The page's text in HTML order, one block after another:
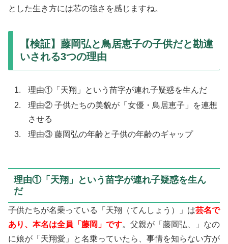
とした生き方には芯の強さを感じますね。
【検証】藤岡弘と鳥居恵子の子供だと勘違
いされる3つの理由
理由①「天翔」という苗字が連れ子疑惑を生んだ
理由② 子供たちの美貌が「女優・鳥居恵子」を連想
させる
理由③ 藤岡弘の年齢と子供の年齢のギャップ
理由①「天翔」という苗字が連れ子疑惑を生ん
だ
子供たちが名乗っている「天翔（てんしょう）」は芸名で
あり、本名は全員「藤岡」です。父親が「藤岡弘、」なの
に娘が「天翔愛」と名乗っていたら、事情を知らない方が